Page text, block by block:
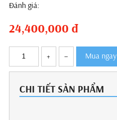
Đánh giá:
24,400,000 đ
+ – Mua ngay
CHI TIẾT SẢN PHẨM